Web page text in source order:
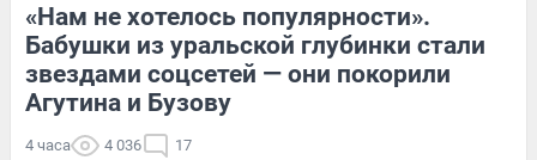
«Нам не хотелось популярности».
Бабушки из уральской глубинки стали
звездами соцсетей — они покорили
Агутина и Бузову
4 часа 4 036 17